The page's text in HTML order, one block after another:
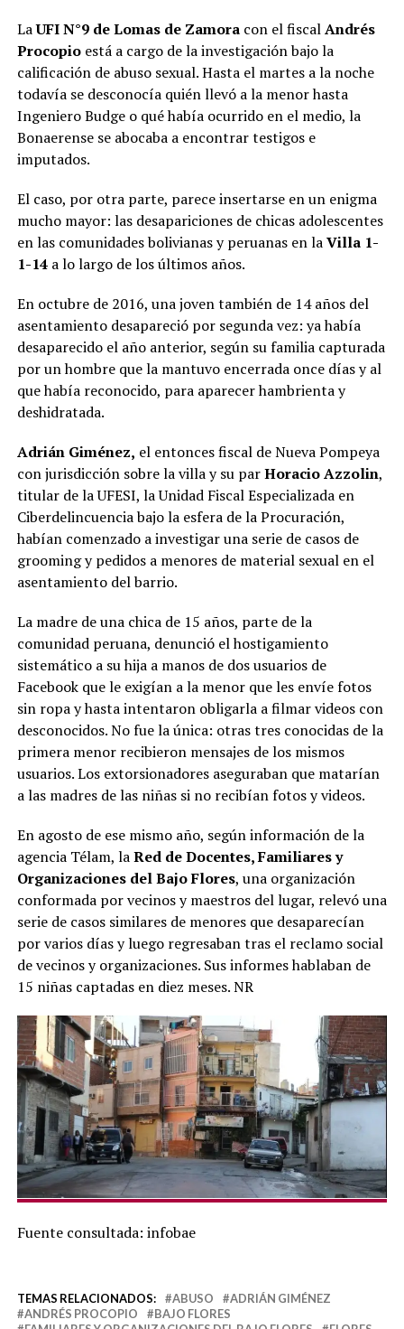
LaUFI N°9 de Lomas de Zamoracon el fiscalAndrés
Procopioestá a cargo de la investigación bajo la
calificación de abuso sexual. Hasta el martes a la noche
todavía se desconocía quién llevó a la menor hasta
Ingeniero Budge o qué había ocurrido en el medio, la
Bonaerense se abocaba a encontrar testigos e
imputados.
El caso, por otra parte, parece insertarse en un enigma
mucho mayor: las desapariciones de chicas adolescentes
en las comunidades bolivianas y peruanas en laVilla 1-
1-14a lo largo de los últimos años.
En octubre de 2016, una joven también de 14 años del
asentamiento desapareció por segunda vez: ya había
desaparecido el año anterior, según su familia capturada
por un hombre que la mantuvo encerrada once días y al
que había reconocido, para aparecer hambrienta y
deshidratada.
Adrián Giménez, el entonces fiscal de Nueva Pompeya
con jurisdicción sobre la villa y su parHoracio Azzolin,
titular de la UFESI, la Unidad Fiscal Especializada en
Ciberdelincuencia bajo la esfera de la Procuración,
habían comenzado a investigar una serie de casos de
grooming y pedidos a menores de material sexual en el
asentamiento del barrio.
La madre de una chica de 15 años, parte de la
comunidad peruana, denunció el hostigamiento
sistemático a su hija a manos de dos usuarios de
Facebook que le exigían a la menor que les envíe fotos
sin ropa y hasta intentaron obligarla a filmar videos con
desconocidos. No fue la única: otras tres conocidas de la
primera menor recibieron mensajes de los mismos
usuarios. Los extorsionadores aseguraban que matarían
a las madres de las niñas si no recibían fotos y videos.
En agosto de ese mismo año, según información de la
agencia Télam, laRed de Docentes, Familiares y
Organizaciones del Bajo Flores, una organización
conformada por vecinos y maestros del lugar, relevó una
serie de casos similares de menores que desaparecían
por varios días y luego regresaban tras el reclamo social
de vecinos y organizaciones. Sus informes hablaban de
15 niñas captadas en diez meses. NR
Fuente consultada: infobae
TEMAS RELACIONADOS: ABUSO
ADRIÁN GIMÉNEZ
ANDRÉS PROCOPIO
BAJO FLORES